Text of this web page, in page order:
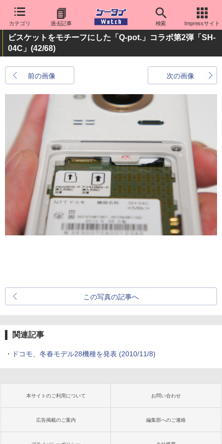
カテゴリ 過去記事 検索 Impressサイト
ビスケットをモチーフにした「Q-pot.」コラボ第2弾「SH-
04C」 (42/68)
前の画像 次の画像
この写真の記事へ
関連記事
・ ドコモ、冬春モデル28機種を発表 (2010/11/8)
本サイトのご利用について お問い合わせ
広告掲載のご案内 編集部へのご連絡